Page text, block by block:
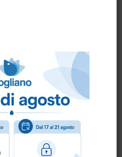
contiene alcuna
per essere tossica o
sulla salute umana e
CE 1907/2006. Il
Caratteristiche
Dimensioni: cm 25 x
Lo strato di tessuto
in polietilene